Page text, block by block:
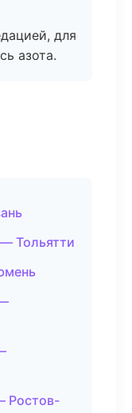
для
азота.
Тольятти
Ростов-